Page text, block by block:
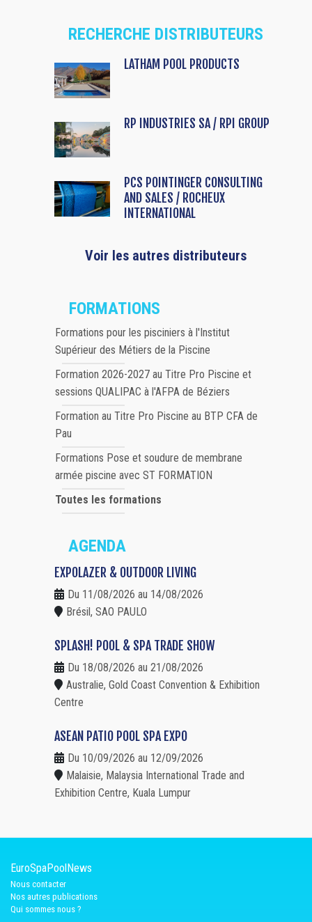
RECHERCHE DISTRIBUTEURS
LATHAM POOL PRODUCTS
RP INDUSTRIES SA / RPI GROUP
PCS POINTINGER CONSULTING
AND SALES / ROCHEUX
INTERNATIONAL
Voir les autres distributeurs
FORMATIONS
Formations pour les pisciniers à l'Institut
Supérieur des Métiers de la Piscine
Formation 2026-2027 au Titre Pro Piscine et
sessions QUALIPAC à l'AFPA de Béziers
Formation au Titre Pro Piscine au BTP CFA de
Pau
Formations Pose et soudure de membrane
armée piscine avec ST FORMATION
Toutes les formations
AGENDA
EXPOLAZER & OUTDOOR LIVING
Du 11/08/2026 au 14/08/2026
Brésil, SAO PAULO
SPLASH! POOL & SPA TRADE SHOW
Du 18/08/2026 au 21/08/2026
Australie, Gold Coast Convention & Exhibition
Centre
ASEAN PATIO POOL SPA EXPO
Du 10/09/2026 au 12/09/2026
Malaisie, Malaysia International Trade and
Exhibition Centre, Kuala Lumpur
EuroSpaPoolNews
Nous contacter
Nos autres publications
Qui sommes nous ?